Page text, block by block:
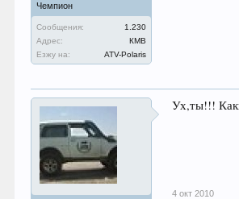
Чемпион
Сообщения:
1.230
Адрес:
КМВ
Езжу на:
ATV-Polaris
Ух,ты!!!
4 окт 2010